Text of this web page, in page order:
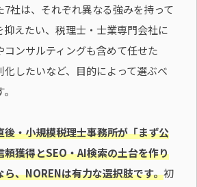
7社は、それぞれ異なる強みを持って
抑えたい、税理士・士業専門会社に
ンサルティングも含めて任せた
化したいなど、目的によって選ぶべ
後・小規模税理士事務所が「まず公
頼獲得とSEO・AI検索の土台を作り
、NORENは有力な選択肢です。初